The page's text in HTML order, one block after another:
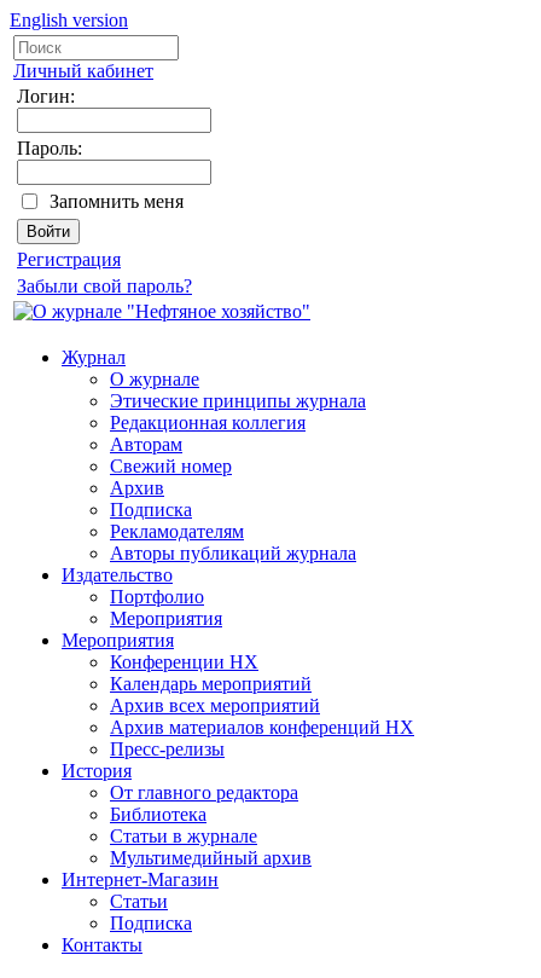
English version
Личный кабинет
Логин:
Пароль:
Запомнить меня
Регистрация
Забыли свой пароль?
Журнал
О журнале
Этические принципы журнала
Редакционная коллегия
Авторам
Свежий номер
Архив
Подписка
Рекламодателям
Авторы публикаций журнала
Издательство
Портфолио
Мероприятия
Мероприятия
Конференции НХ
Календарь мероприятий
Архив всех мероприятий
Архив материалов конференций НХ
Пресс-релизы
История
От главного редактора
Библиотека
Статьи в журнале
Мультимедийный архив
Интернет-Магазин
Статьи
Подписка
Контакты